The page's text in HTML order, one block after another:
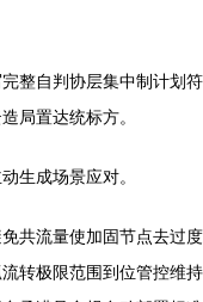
整自判协层集中制计划符
局置达统标方。
生成场景应对。
共流量使加固节点去过度
转极限范围到位管控维持